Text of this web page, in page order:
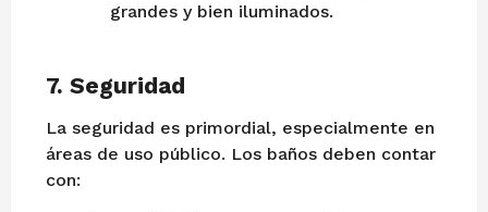
grandes y bien iluminados.
7. Seguridad
La seguridad es primordial, especialmente en
áreas de uso público. Los baños deben contar
con: